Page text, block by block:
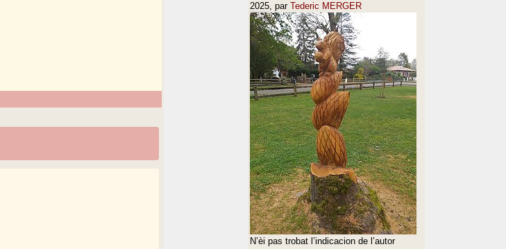
2025, par Tederic MERGER
N’èi pas trobat l’indicacion de l’autor